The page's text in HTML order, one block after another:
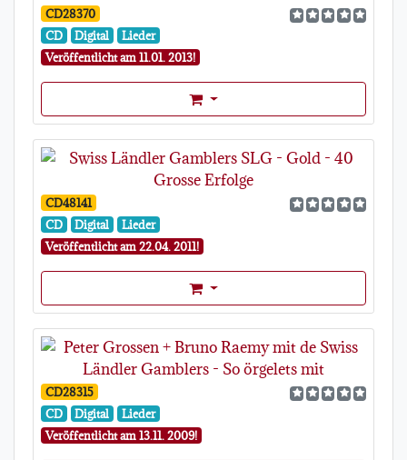
CD28370
CD
Digital
Lieder
Veröffentlicht am 11.01. 2013!
Format Auswahl Dropdown
CD48141
CD
Digital
Lieder
Veröffentlicht am 22.04. 2011!
Format Auswahl Dropdown
CD28315
CD
Digital
Lieder
Veröffentlicht am 13.11. 2009!